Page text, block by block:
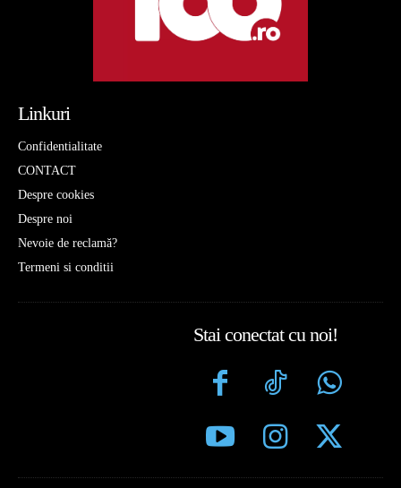
Linkuri
Confidentialitate
CONTACT
Despre cookies
Despre noi
Nevoie de reclamă?
Termeni si conditii
Stai conectat cu noi!